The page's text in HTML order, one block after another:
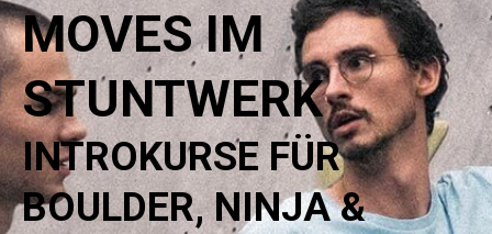
MOVES IM
STUNTWERK
INTROKURSE FÜR
BOULDER, NINJA &